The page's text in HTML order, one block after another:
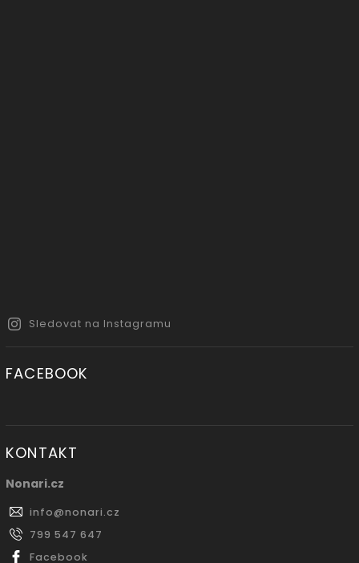
Sledovat na Instagramu
FACEBOOK
KONTAKT
Nonari.cz
info@nonari.cz
799 547 647
Facebook